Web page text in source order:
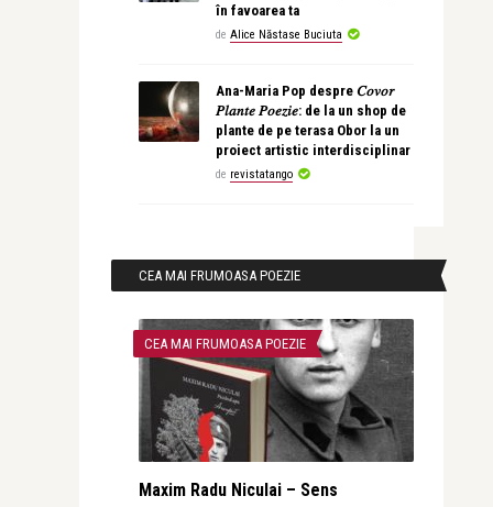
în favoarea ta
de Alice Năstase Buciuta
Ana-Maria Pop despre 𝐶𝑜𝑣𝑜𝑟
𝑃𝑙𝑎𝑛𝑡𝑒 𝑃𝑜𝑒𝑧𝑖𝑒: de la un shop de
plante de pe terasa Obor la un
proiect artistic interdisciplinar
de revistatango
CEA MAI FRUMOASA POEZIE
CEA MAI FRUMOASA POEZIE
Maxim Radu Niculai – Sens